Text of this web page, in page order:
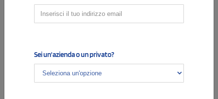
Non sono consentite
queste estensioni:.exe,
.html
NON HO IL FILE
Sei un'azienda o un privato?